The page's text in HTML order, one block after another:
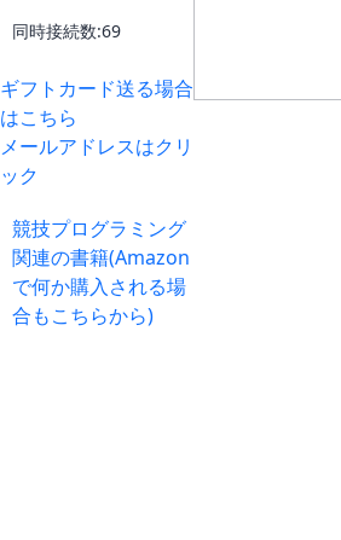
同時接続数:69
ギフトカード送る場合
はこちら
メールアドレスはクリ
ック
競技プログラミング
関連の書籍(Amazon
で何か購入される場
合もこちらから)